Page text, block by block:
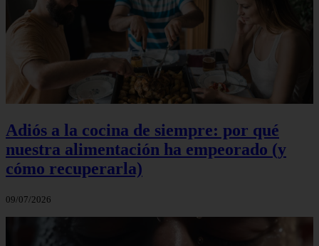
Adiós a la cocina de siempre: por qué
nuestra alimentación ha empeorado (y
cómo recuperarla)
09/07/2026